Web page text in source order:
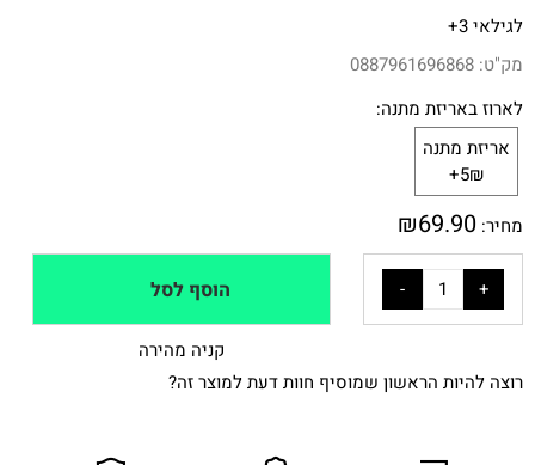
לגילאי 3+
מק"ט: 0887961696868
לארוז באריזת מתנה:
אריזת מתנה
5₪+
מחיר:
₪69.90
הוסף לסל
קניה מהירה
רוצה להיות הראשון שמוסיף חוות דעת למוצר זה?